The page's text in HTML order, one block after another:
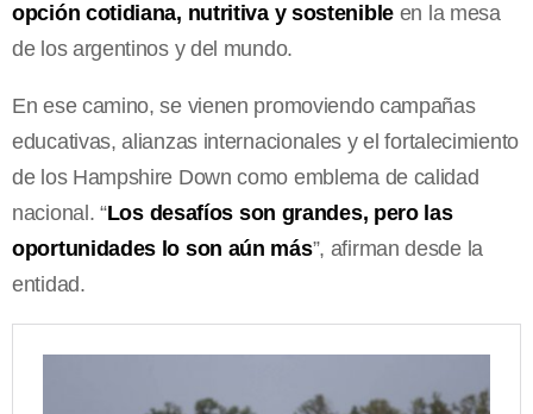
opción cotidiana, nutritiva y sostenible en la mesa
de los argentinos y del mundo.
En ese camino, se vienen promoviendo campañas
educativas, alianzas internacionales y el fortalecimiento
de los Hampshire Down como emblema de calidad
nacional. “Los desafíos son grandes, pero las
oportunidades lo son aún más”, afirman desde la
entidad.